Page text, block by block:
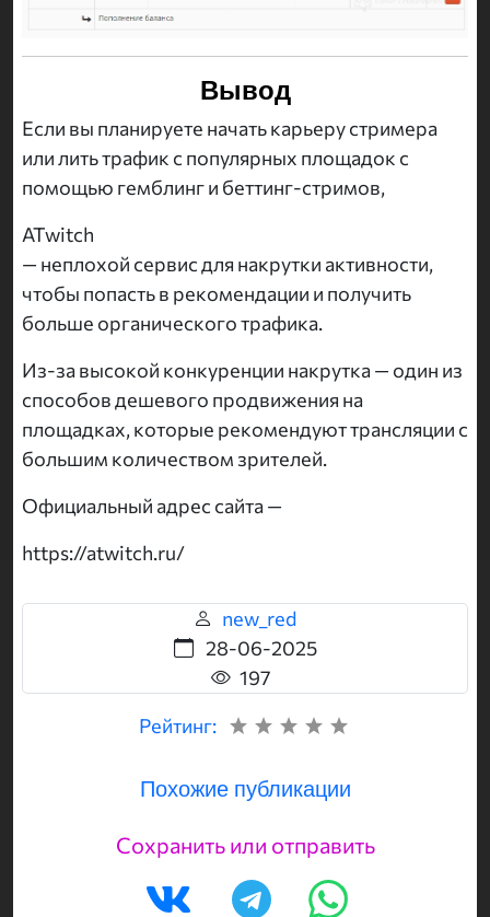
Вывод
Если вы планируете начать карьеру стримера
или лить трафик с популярных площадок с
помощью гемблинг и беттинг-стримов,
ATwitch
— неплохой сервис для накрутки активности,
чтобы попасть в рекомендации и получить
больше органического трафика.
Из-за высокой конкуренции накрутка — один из
способов дешевого продвижения на
площадках, которые рекомендуют трансляции с
большим количеством зрителей.
Официальный адрес сайта —
https://atwitch.ru/
new_red
28-06-2025
197
Рейтинг:
Похожие публикации
Сохранить или отправить